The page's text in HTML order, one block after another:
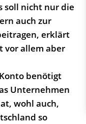
soll nicht nur die
auch zur
erklärt
vor allem aber
benötigt
Unternehmen
wohl auch,
so